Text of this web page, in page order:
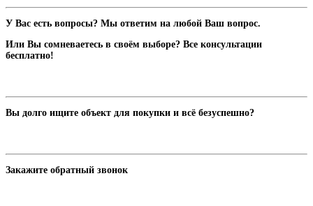
У Вас есть вопросы? Мы ответим на любой Ваш вопрос.
Или Вы сомневаетесь в своём выборе? Все консультации
бесплатно!
Вы долго ищите объект для покупки и всё безуспешно?
Закажите обратный звонок